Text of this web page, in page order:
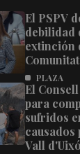
El PSPV
debilidad
extinción
PLAZA
El
para
sufridos
Vall d'Uixó